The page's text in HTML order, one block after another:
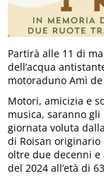
Partirà alle 11 di
dell’acqua
motoraduno Amì de
Motori, amicizia e
musica, saranno
giornata voluta
di Roisan
oltre due decenni e
del 2024 all’età di